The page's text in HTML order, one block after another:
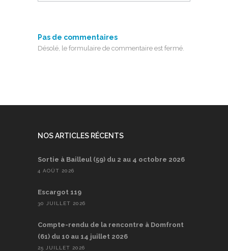
Pas de commentaires
Désolé, le formulaire de commentaire est fermé.
NOS ARTICLES RÉCENTS
Sortie à Bailleul (59) du 2 au 4 octobre 2026
4 AOÛT 2026
Escargot 119
30 JUILLET 2026
Compte-rendu de la rencontre à Domfront
(61) du 10 au 14 juillet 2026
25 JUILLET 2026